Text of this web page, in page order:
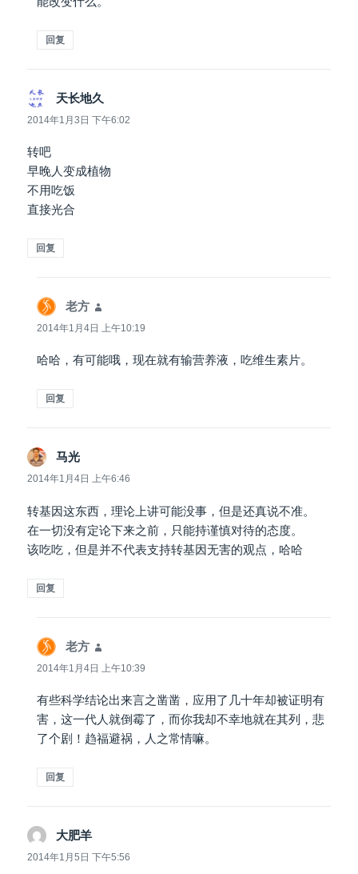
回复
天长地久
道：
2014年1月3日 下午6:02
转吧
早晚人变成植物
不用吃饭
直接光合
回复
老方
道：
2014年1月4日 上午10:19
哈哈，有可能哦，现在就有输营养液，吃维生素片。
回复
马光
道：
2014年1月4日 上午6:46
转基因这东西，理论上讲可能没事，但是还真说不准。
在一切没有定论下来之前，只能持谨慎对待的态度。
该吃吃，但是并不代表支持转基因无害的观点，哈哈
回复
老方
道：
2014年1月4日 上午10:39
有些科学结论出来言之凿凿，应用了几十年却被证明有
害，这一代人就倒霉了，而你我却不幸地就在其列，悲
了个剧！趋福避祸，人之常情嘛。
回复
大肥羊
道：
2014年1月5日 下午5:56